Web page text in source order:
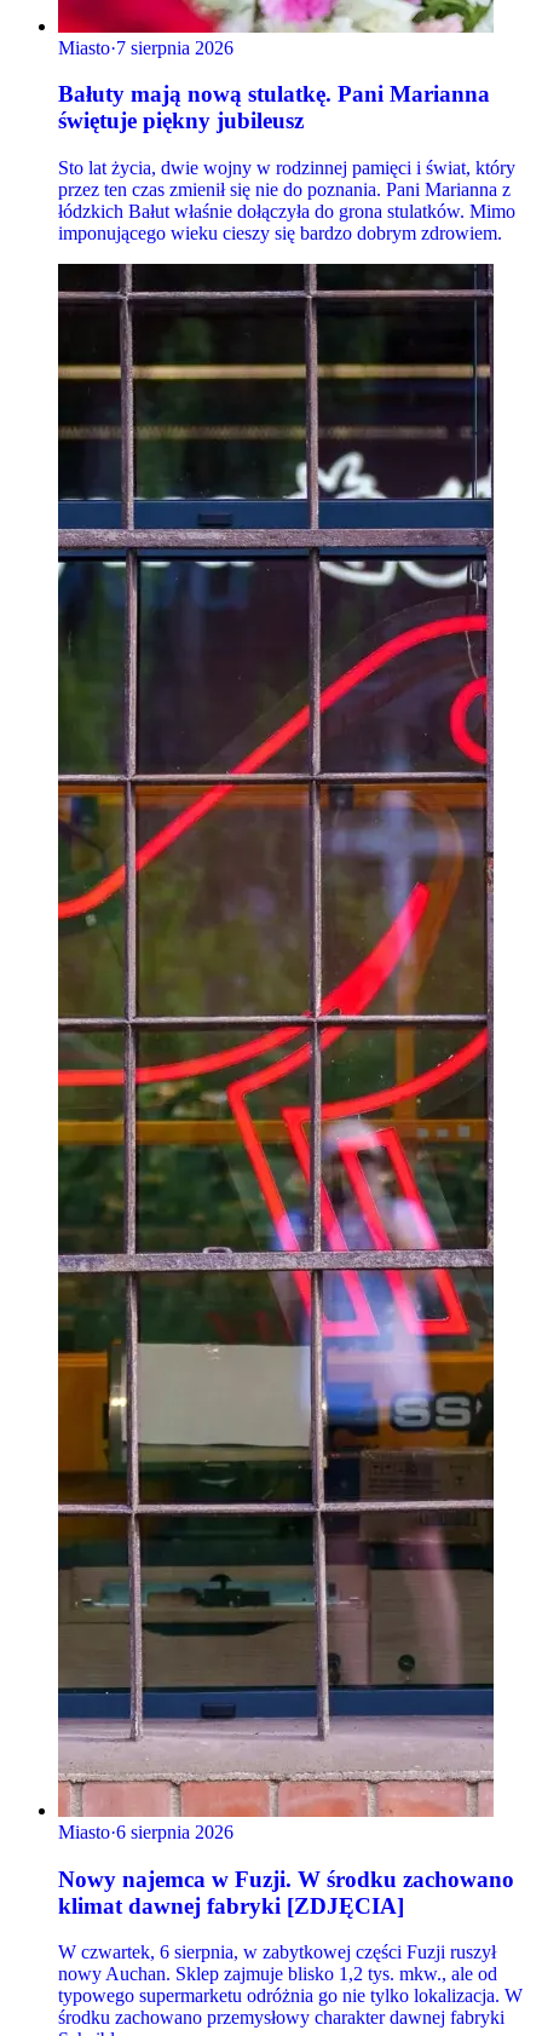
Miasto·7 sierpnia 2026
Bałuty mają nową stulatkę. Pani Marianna
świętuje piękny jubileusz
Sto lat życia, dwie wojny w rodzinnej pamięci i świat, który
przez ten czas zmienił się nie do poznania. Pani Marianna z
łódzkich Bałut właśnie dołączyła do grona stulatków. Mimo
imponującego wieku cieszy się bardzo dobrym zdrowiem.
Miasto·6 sierpnia 2026
Nowy najemca w Fuzji. W środku zachowano
klimat dawnej fabryki [ZDJĘCIA]
W czwartek, 6 sierpnia, w zabytkowej części Fuzji ruszył
nowy Auchan. Sklep zajmuje blisko 1,2 tys. mkw., ale od
typowego supermarketu odróżnia go nie tylko lokalizacja. W
środku zachowano przemysłowy charakter dawnej fabryki